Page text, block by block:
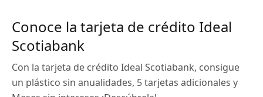
Conoce la tarjeta de crédito Ideal
Scotiabank
Con la tarjeta de crédito Ideal Scotiabank, consigue
un plástico sin anualidades, 5 tarjetas adicionales y